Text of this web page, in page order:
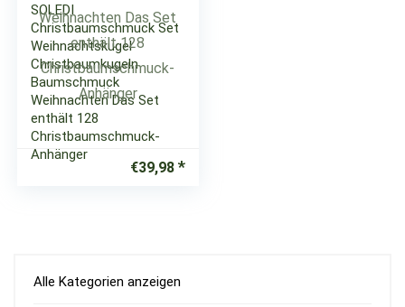
SOLEDI
Christbaumschmuck Set
Weihnachtskugel
Christbaumkugeln
Baumschmuck
Weihnachten Das Set
enthält 128
Christbaumschmuck-
Anhänger
€39,98
Alle Kategorien anzeigen